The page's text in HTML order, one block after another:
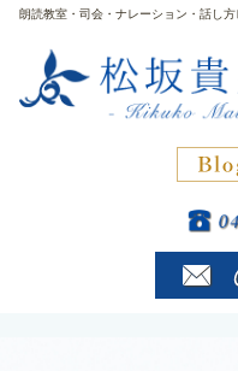
朗読教室・司会・ナレーション・話し